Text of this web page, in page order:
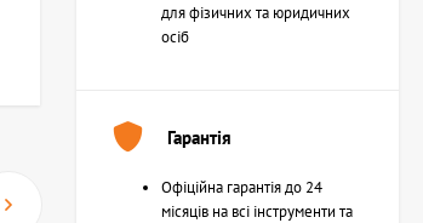
для фізичних та юридичних
осіб
Гарантія
Офіційна гарантія до 24
місяців на всі інструменти та